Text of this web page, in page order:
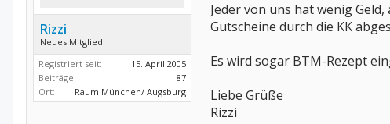
Rizzi
Neues Mitglied
Registriert seit:
15. April 2005
Beiträge:
87
Ort:
Raum München/ Augsburg
Jeder von uns hat wenig
Gutscheine durch die KK
Es wird sogar BTM-Rezept
Liebe Grüße
Rizzi